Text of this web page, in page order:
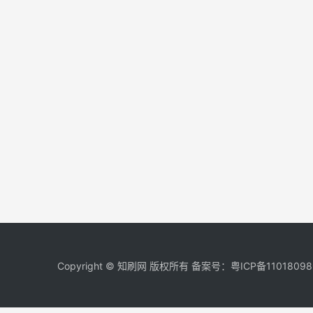
Copyright © 知刷网 版权所有 备案号： 粤ICP备